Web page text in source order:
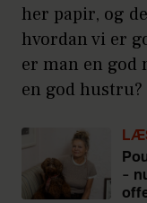
her papir, og
hvordan vi er
er man en god
en god hustru?
–